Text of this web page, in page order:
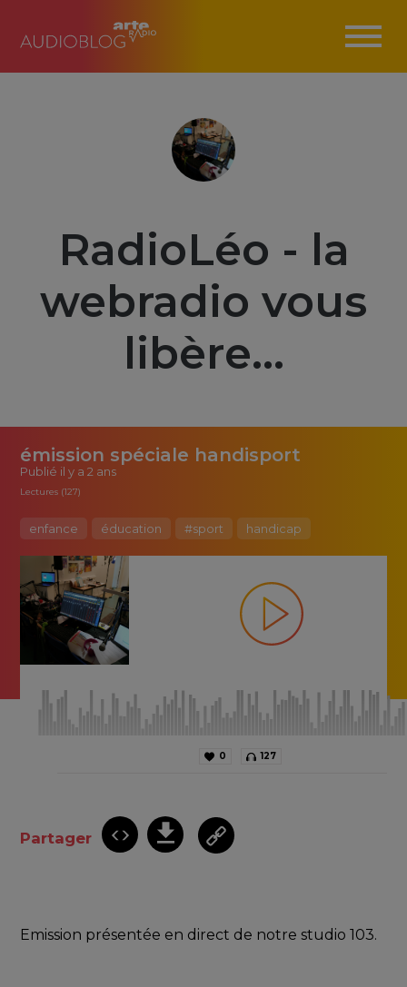
RadioLéo - la
webradio vous
libère...
émission spéciale handisport
Publié il y a 2 ans
Lectures (127)
enfance éducation #sport handicap
0 127
Partager
Emission présentée en direct de notre studio 103.